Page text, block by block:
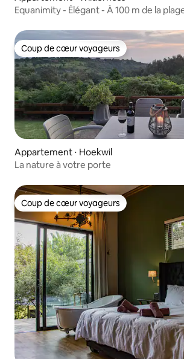
Equanimity - Élégant - À 100 m de la
Coup de cœur voyageurs
Coup de cœur voyageurs
Appartement ⋅ Hoekwil
La nature à votre porte
Coup de cœur voyageurs
Coup de cœur voyageurs